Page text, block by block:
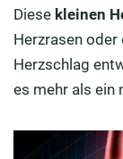
Diese kleinen
Herzrasen
Herzschlag
es mehr als ein